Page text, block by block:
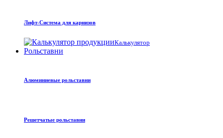
Лифт-Система для карнизов
Калькулятор
Рольставни
Алюминиевые рольставни
Решетчатые рольставни